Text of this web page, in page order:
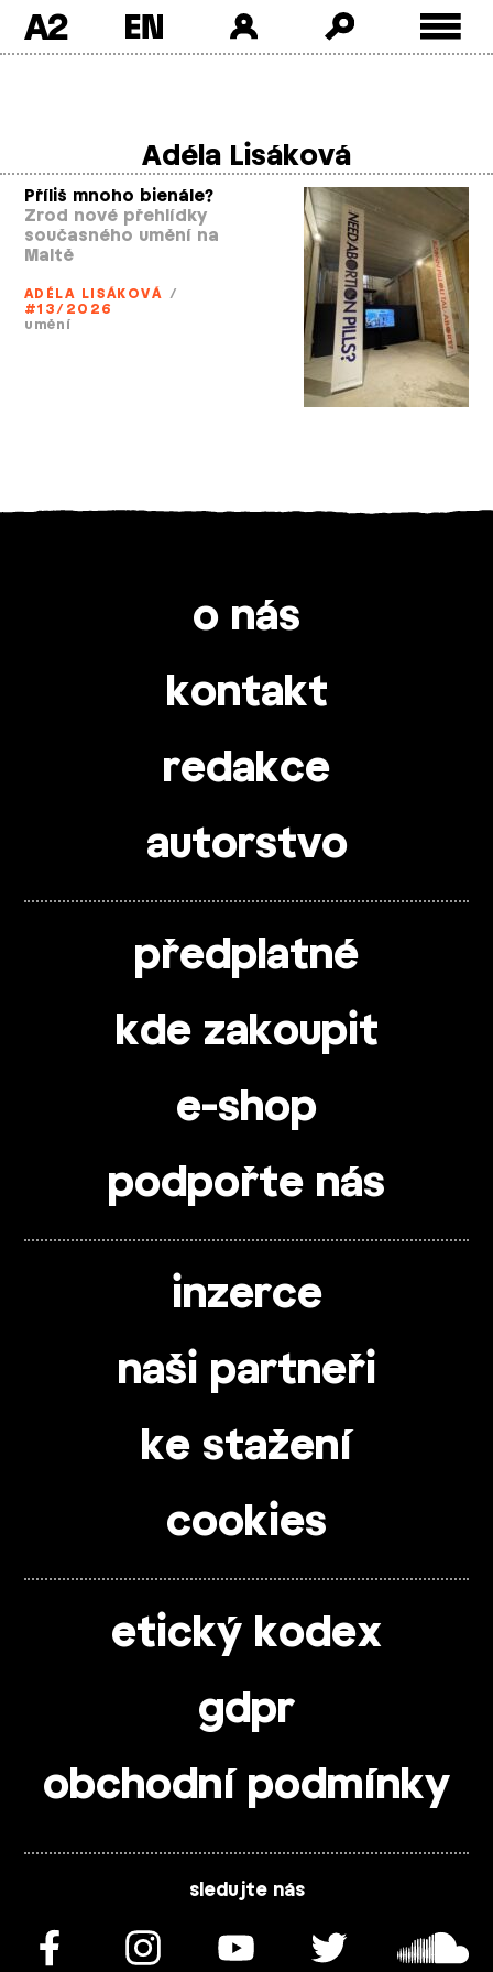
A2
Adéla Lisáková
Příliš mnoho bienále?
Zrod nové přehlídky
současného umění na
Maltě
ADÉLA LISÁKOVÁ /
#13/2026
umění
o nás
kontakt
redakce
autorstvo
předplatné
kde zakoupit
e-shop
podpořte nás
inzerce
naši partneři
ke stažení
cookies
etický kodex
gdpr
obchodní podmínky
sledujte nás